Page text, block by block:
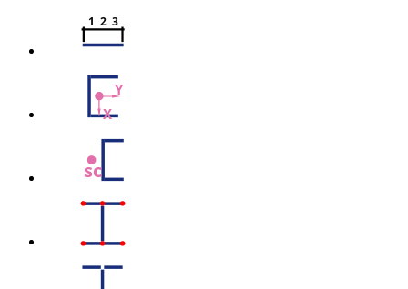
1  2  3
Y
X
sc